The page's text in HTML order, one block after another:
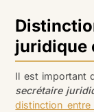
juridique
Il est important
secrétaire
distinction